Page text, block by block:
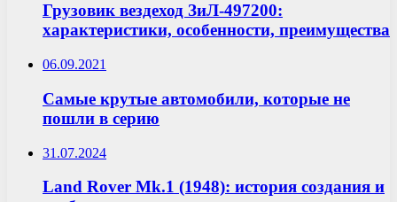
Грузовик вездеход ЗиЛ-497200:
характеристики, особенности, преимущества
06.09.2021
Самые крутые автомобили, которые не
пошли в серию
31.07.2024
Land Rover Mk.1 (1948): история создания и